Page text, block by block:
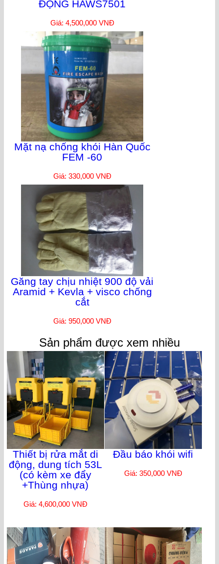
ĐỘNG HAWS7501
Giá: 4,500,000 VNĐ
Mặt nạ chống khói Hàn Quốc
FEM -60
Giá: 330,000 VNĐ
Găng tay chịu nhiệt 900 độ vải
Aramid + Kevla + visco chống
cắt
Giá: 950,000 VNĐ
Sản phẩm được xem nhiều
Thiết bị rửa mắt di
động, dung tích 53L
(có kèm xe đẩy
+Thùng nhựa)
Giá: 4,600,000 VNĐ
Đầu báo khói wifi
Giá: 350,000 VNĐ